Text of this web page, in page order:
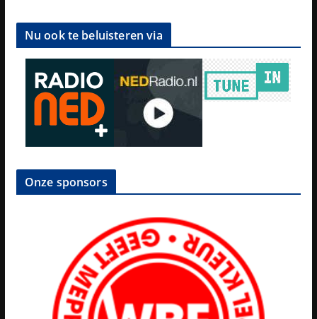
Nu ook te beluisteren via
Onze sponsors